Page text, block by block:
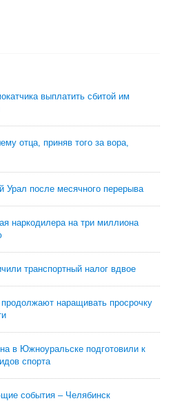
выплатить сбитой им
отца, приняв того за вора,
после месячного перерыва
наркодилера на три миллиона
транспортный налог вдвое
наращивать просрочку
в Южноуральске подготовили к
спорта
события – Челябинск